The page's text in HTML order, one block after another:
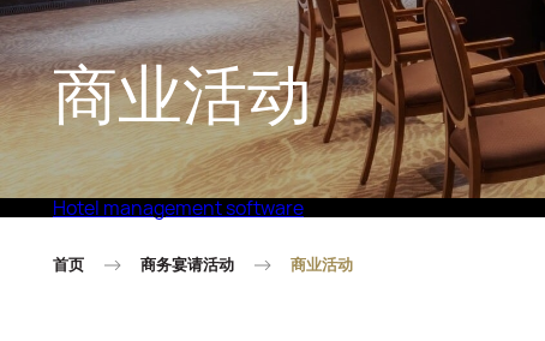
Hilton Garden Inn
Samarkand
Afrosiyob
Eco Village Superior
Eco Village Superior
商业活动
Hotel management software
首页 商务宴请活动 商业活动